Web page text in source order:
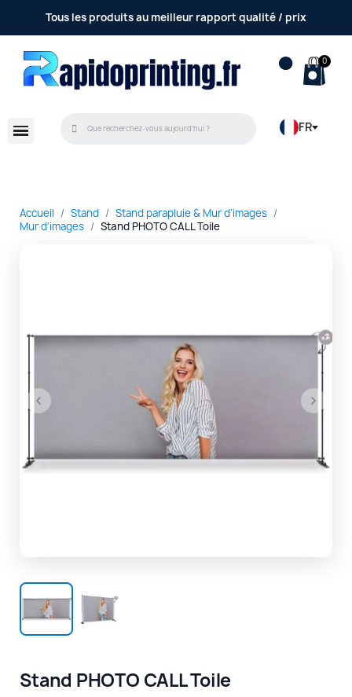
Tous les produits au meilleur rapport qualité / prix
FR
Accueil Stand
Stand parapluie & Mur d'images
Mur d'images
Stand PHOTO CALL Toile
Stand PHOTO CALL Toile